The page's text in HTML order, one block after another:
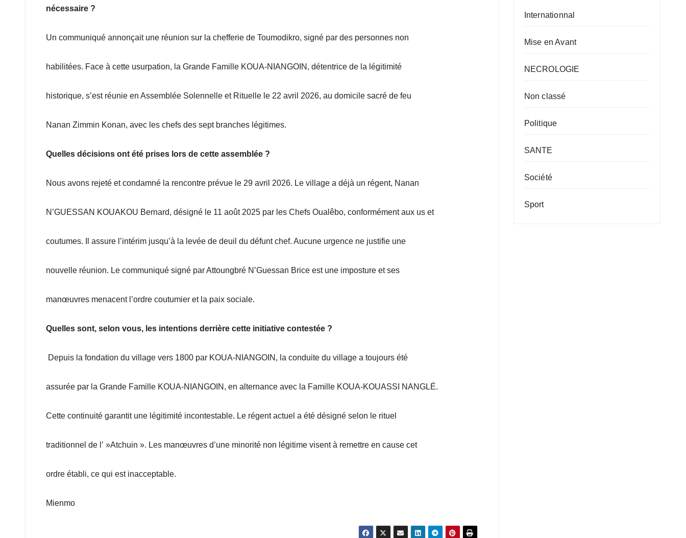
nécessaire ?
Un communiqué annonçait une réunion sur la chefferie de Toumodikro, signé par des personnes non
habilitées. Face à cette usurpation, la Grande Famille KOUA-NIANGOIN, détentrice de la légitimité
historique, s’est réunie en Assemblée Solennelle et Rituelle le 22 avril 2026, au domicile sacré de feu
Nanan Zimmin Konan, avec les chefs des sept branches légitimes.
Quelles décisions ont été prises lors de cette assemblée ?
Nous avons rejeté et condamné la rencontre prévue le 29 avril 2026. Le village a déjà un régent, Nanan
N’GUESSAN KOUAKOU Bernard, désigné le 11 août 2025 par les Chefs Oualêbo, conformément aux us et
coutumes. Il assure l’intérim jusqu’à la levée de deuil du défunt chef. Aucune urgence ne justifie une
nouvelle réunion. Le communiqué signé par Attoungbré N’Guessan Brice est une imposture et ses
manœuvres menacent l’ordre coutumier et la paix sociale.
Quelles sont, selon vous, les intentions derrière cette initiative contestée ?
Depuis la fondation du village vers 1800 par KOUA-NIANGOIN, la conduite du village a toujours été
assurée par la Grande Famille KOUA-NIANGOIN, en alternance avec la Famille KOUA-KOUASSI NANGLÉ.
Cette continuité garantit une légitimité incontestable. Le régent actuel a été désigné selon le rituel
traditionnel de l’ »Atchuin ». Les manœuvres d’une minorité non légitime visent à remettre en cause cet
ordre établi, ce qui est inacceptable.
Mienmo
Internationnal
Mise en Avant
NECROLOGIE
Non classé
Politique
SANTE
Société
Sport